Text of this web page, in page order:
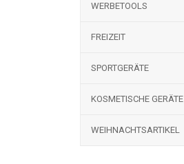
WERBETOOLS
FREIZEIT
SPORTGERÄTE
KOSMETISCHE GERÄTE
WEIHNACHTSARTIKEL